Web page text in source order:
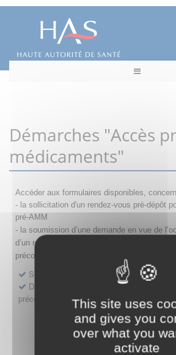
This site uses
and gives you
over what you
activate
Démarches "Accès
médicaments"
Accéder aux formulaires disponibles,
- la sollicitation d'un rendez-vous pré-dépôt
pré-AMM
- la soumission d’une demande en vue de
d’un renouvellement, d’une modification ou
précoce
Sollicitation RDV pré-dépôt accès précoce
Déposer une demande ou faire évoluer
précoce